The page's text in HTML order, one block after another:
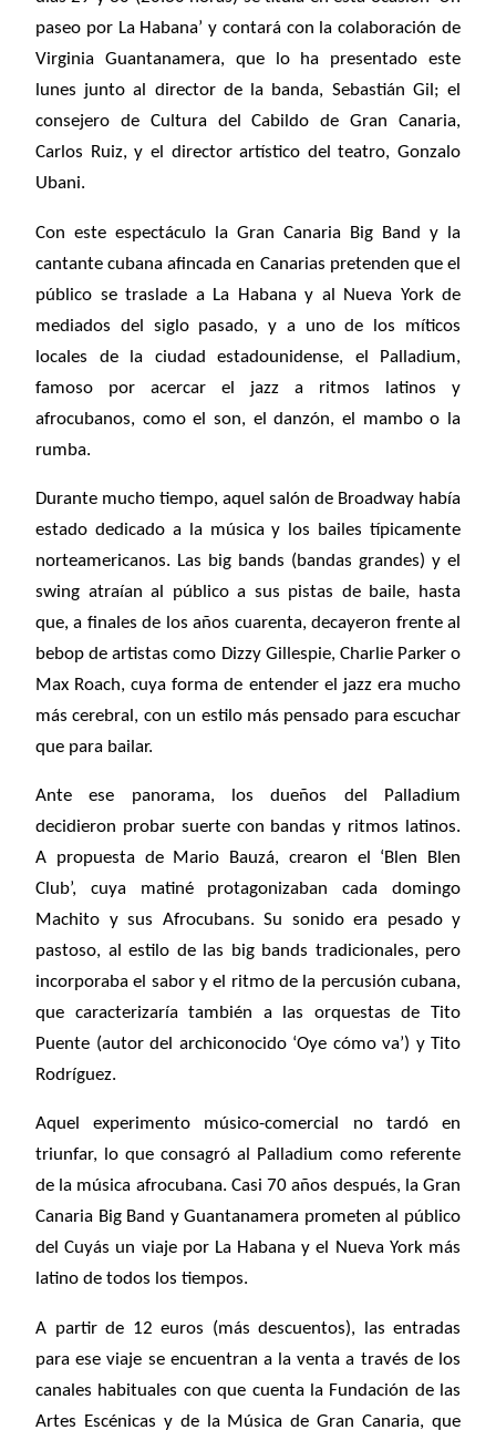
paseo por La Habana’ y contará con la colaboración de
Virginia Guantanamera, que lo ha presentado este
lunes junto al director de la banda, Sebastián Gil; el
consejero de Cultura del Cabildo de Gran Canaria,
Carlos Ruiz, y el director artístico del teatro, Gonzalo
Ubani.
Con este espectáculo la Gran Canaria Big Band y la
cantante cubana afincada en Canarias pretenden que el
público se traslade a La Habana y al Nueva York de
mediados del siglo pasado, y a uno de los míticos
locales de la ciudad estadounidense, el Palladium,
famoso por acercar el jazz a ritmos latinos y
afrocubanos, como el son, el danzón, el mambo o la
rumba.
Durante mucho tiempo, aquel salón de Broadway había
estado dedicado a la música y los bailes típicamente
norteamericanos. Las big bands (bandas grandes) y el
swing atraían al público a sus pistas de baile, hasta
que, a finales de los años cuarenta, decayeron frente al
bebop de artistas como Dizzy Gillespie, Charlie Parker o
Max Roach, cuya forma de entender el jazz era mucho
más cerebral, con un estilo más pensado para escuchar
que para bailar.
Ante ese panorama, los dueños del Palladium
decidieron probar suerte con bandas y ritmos latinos.
A propuesta de Mario Bauzá, crearon el ‘Blen Blen
Club’, cuya matiné protagonizaban cada domingo
Machito y sus Afrocubans. Su sonido era pesado y
pastoso, al estilo de las big bands tradicionales, pero
incorporaba el sabor y el ritmo de la percusión cubana,
que caracterizaría también a las orquestas de Tito
Puente (autor del archiconocido ‘Oye cómo va’) y Tito
Rodríguez.
Aquel experimento músico-comercial no tardó en
triunfar, lo que consagró al Palladium como referente
de la música afrocubana. Casi 70 años después, la Gran
Canaria Big Band y Guantanamera prometen al público
del Cuyás un viaje por La Habana y el Nueva York más
latino de todos los tiempos.
A partir de 12 euros (más descuentos), las entradas
para ese viaje se encuentran a la venta a través de los
canales habituales con que cuenta la Fundación de las
Artes Escénicas y de la Música de Gran Canaria, que